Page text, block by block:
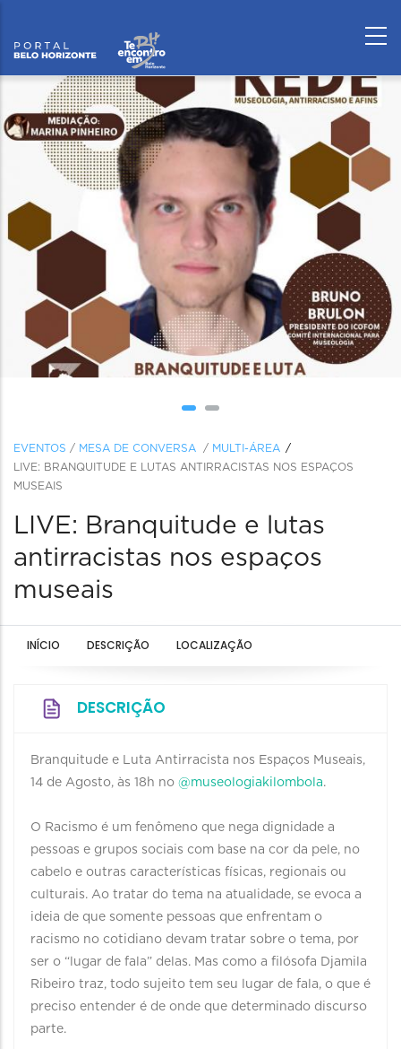
EVENTOS / MESA DE CONVERSA / MULTI-ÁREA
LIVE: BRANQUITUDE E LUTAS ANTIRRACISTAS NOS ESPAÇOS
MUSEAIS
LIVE: Branquitude e lutas
antirracistas nos espaços
museais
INÍCIO DESCRIÇÃO LOCALIZAÇÃO
DESCRIÇÃO
Branquitude e Luta Antirracista nos Espaços Museais,
14 de Agosto, às 18h no @museologiakilombola.
O Racismo é um fenômeno que nega dignidade a
pessoas e grupos sociais com base na cor da pele, no
cabelo e outras características físicas, regionais ou
culturais. Ao tratar do tema na atualidade, se evoca a
ideia de que somente pessoas que enfrentam o
racismo no cotidiano devam tratar sobre o tema, por
ser o “lugar de fala” delas. Mas como a filósofa Djamila
Ribeiro traz, todo sujeito tem seu lugar de fala, o que é
preciso entender é de onde que determinado discurso
parte.